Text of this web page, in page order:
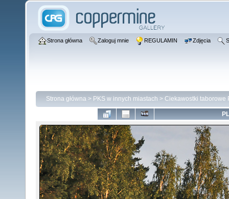
Strona główna Zaloguj mnie REGULAMIN Zdjęcia
Strona główna > PKS w innych miastach > Ciekawostki taborowe